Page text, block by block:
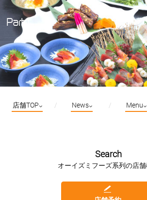
Party
店舗TOP News Menu
Search
オーイズミフーズ系列の店